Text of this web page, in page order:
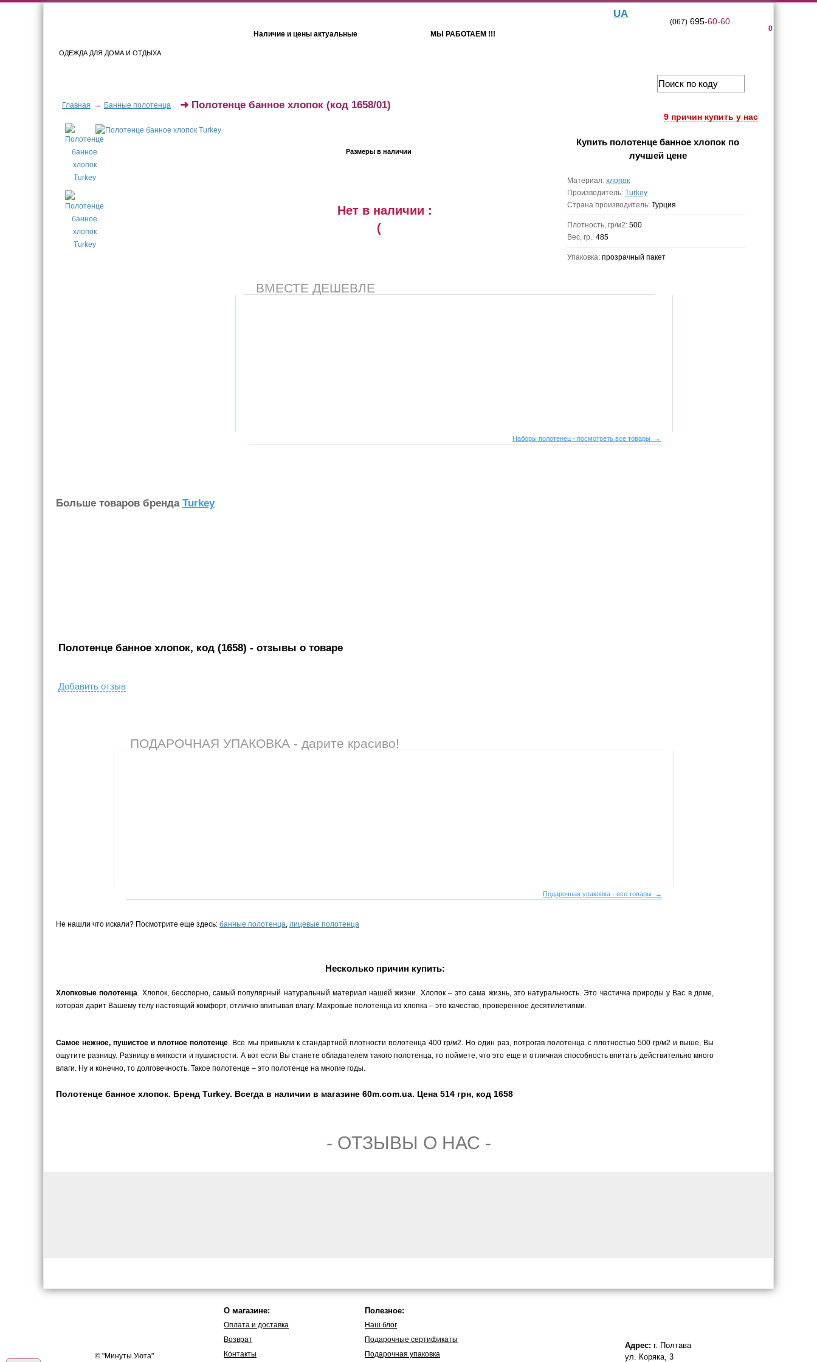
ОДЕЖДА ДЛЯ ДОМА И ОТДЫХА
Наличие и цены актуальные МЫ РАБОТАЕМ !!!
UA
0
(067)695-60-60
Главная → Банные полотенца
9 причин купить у нас
➜ Полотенце банное хлопок (код 1658/01)
Размеры в наличии
Нет в наличии :
(
Купить полотенце банное хлопок по
лучшей цене
Материал: хлопок
Производитель: Turkey
Страна производитель: Турция
Плотность, гр/м2: 500
Вес, гр.: 485
Упаковка: прозрачный пакет
ВМЕСТЕ ДЕШЕВЛЕ
Наборы полотенец - посмотреть все товары →
Больше товаров бренда Turkey
Полотенце банное хлопок, код (1658) - отзывы о товаре
Добавить отзыв
ПОДАРОЧНАЯ УПАКОВКА - дарите красиво!
Подарочная упаковка - все товары →
Не нашли что искали? Посмотрите еще здесь: банные полотенца, лицевые полотенца
Несколько причин купить:
Хлопковые полотенца. Хлопок, бесспорно, самый популярный натуральный материал нашей жизни. Хлопок – это сама жизнь, это натуральность. Это частичка природы у Вас в доме,
которая дарит Вашему телу настоящий комфорт, отлично впитывая влагу. Махровые полотенца из хлопка – это качество, проверенное десятилетиями.
Самое нежное, пушистое и плотное полотенце. Все мы привыкли к стандартной плотности полотенца 400 гр/м2. Но один раз, потрогав полотенца с плотностью 500 гр/м2 и выше, Вы
ощутите разницу. Разницу в мягкости и пушистости. А вот если Вы станете обладателем такого полотенца, то поймете, что это еще и отличная способность впитать действительно много
влаги. Ну и конечно, то долговечность. Такое полотенце – это полотенце на многие годы.
Полотенце банное хлопок. Бренд Turkey. Всегда в наличии в магазине 60m.com.ua. Цена 514 грн, код 1658
- ОТЗЫВЫ О НАС -
© "Минуты Уюта"
О магазине:
Оплата и доставка
Возврат
Контакты
Полезное:
Наш блог
Подарочные сертификаты
Подарочная упаковка
Адрес: г. Полтава
ул. Коряка, 3